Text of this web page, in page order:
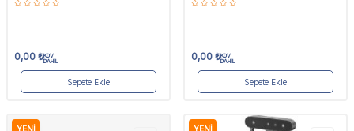
0,00 ₺KDV
DAHİL
Sepete Ekle
0,00 ₺KDV
DAHİL
Sepete Ekle
YENI YENI